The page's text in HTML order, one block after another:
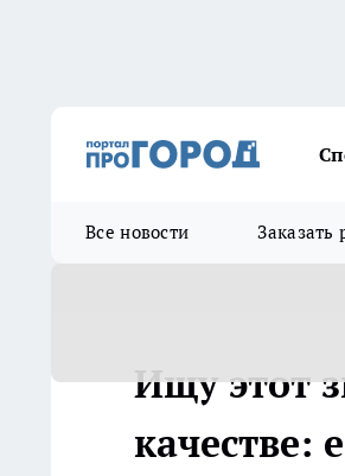
Все новости Заказать
Ищу этот
качестве: